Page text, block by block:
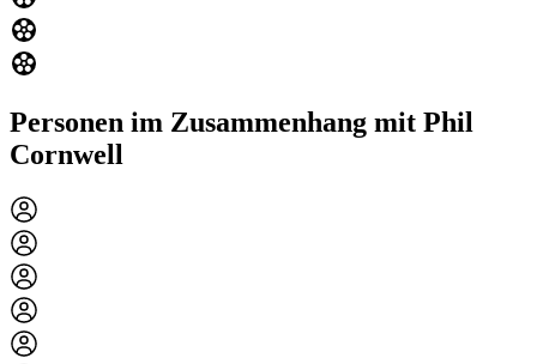
Personen im Zusammenhang mit Phil
Cornwell